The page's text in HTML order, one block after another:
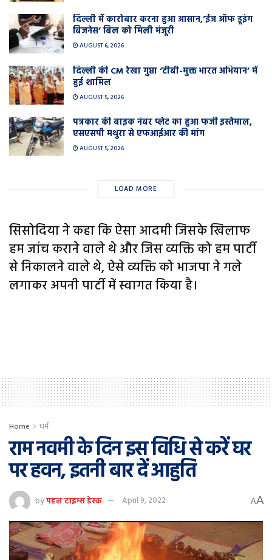
दिल्ली में कारोबार करना हुआ आसान,’ईज ऑफ डूइंग
बिजनेस’ बिल को मिली मंजूरी
AUGUST 6, 2026
दिल्ली की CM रेखा गुप्ता ‘टीबी-मुक्त भारत अभियान’ में
हुई शामिल
AUGUST 5, 2026
पत्रकार की बाइक नंबर प्लेट का हुआ फर्जी इस्तेमाल,
एसएसपी मथुरा से एफआईआर की मांग
AUGUST 5, 2026
LOAD MORE
सिसोदिया ने कहा कि ऐसा आदमी जिसके खिलाफ
हम जांच कराने वाले थे और जिस व्यक्ति को हम पार्टी
से निकालने वाले थे, ऐसे व्यक्ति को भाजपा ने गले
लगाकर अपनी पार्टी में स्वागत किया है।
Home धर्म
राम नवमी के दिन इस विधि से करें घर
पर हवन, इतनी बार दें आहुति
byपहल टाइम्स डेस्क April 9, 2022 AA